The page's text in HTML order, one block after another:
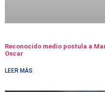
Reconocido medio postula a
Oscar
LEER MÁS